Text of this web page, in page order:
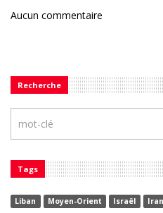
Aucun commentaire
Recherche
Tags
Liban Moyen-Orient Israël Iran